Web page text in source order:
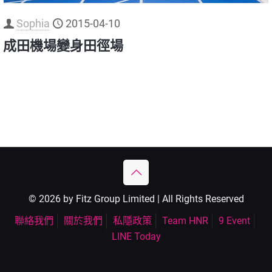
Sophia 2015-04-10
成田機場變身田徑場
© 2026 by Fitz Group Limited | All Rights Reserved
聯絡我們
關於我們 私隱政策 Team HNR
9 Event
LINE Today